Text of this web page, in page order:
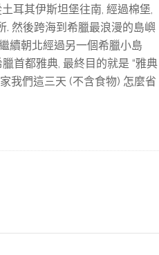
耳其伊斯坦堡往南, 經過棉堡,
. 然後跨海到希臘最浪漫的島嶼
續朝北經過另一個希臘小島
首都雅典, 最終目的就是 “雅典
我們這三天 (不含食物) 怎麼省